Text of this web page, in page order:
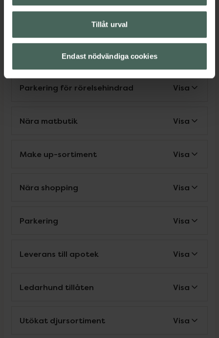
Tillåt urval
Endast nödvändiga cookies
Service
Nära vårdcentral
Parkering för rörelsehindrad Visa
Nära matbutik Visa
Make up-sortiment Visa
Nära shopping Visa
Parkering Visa
Leverans till apotek Visa
Ledarhund tillåten Visa
Utökat djursortiment Visa